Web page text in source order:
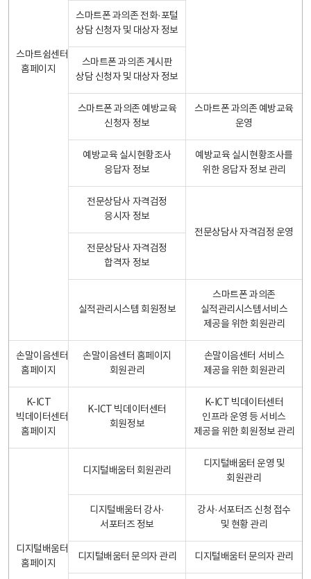
스마트쉼센터
홈페이지
스마트폰 과의존 전화·포털
상담 신청자 및 대상자 정보
스마트폰 과의존 게시판
상담 신청자 및 대상자 정보
스마트폰 과의존 예방교육
신청자 정보
스마트폰 과의존 예방교육
운영
예방교육 실시현황조사
응답자 정보
예방교육 실시현황조사를
위한 응답자 정보 관리
전문상담사 자격검정
응시자 정보
전문상담사 자격검정 운영
전문상담사 자격검정
합격자 정보
실적관리시스템 회원정보
스마트폰 과의존
실적관리시스템서비스
제공을 위한 회원관리
손말이음센터
홈페이지
손말이음센터 홈페이지
회원관리
손말이음센터 서비스
제공을 위한 회원관리
K-ICT
빅데이터센터
홈페이지
K-ICT 빅데이터센터
회원정보
K-ICT 빅데이터센터
인프라 운영 등 서비스
제공을 위한 회원정보 관리
디지털배움터
홈페이지
디지털배움터 회원관리
디지털배움터 운영 및
회원관리
디지털배움터 강사·
서포터즈 정보
강사·서포터즈 신청 접수
및 현황 관리
디지털배움터 문의자 관리 디지털배움터 문의자 관리